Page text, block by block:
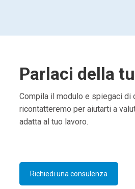
Parlaci della
Compila il modulo e spiegaci di
ricontatteremo per aiutarti a
adatta al tuo lavoro.
Richiedi una consulenza